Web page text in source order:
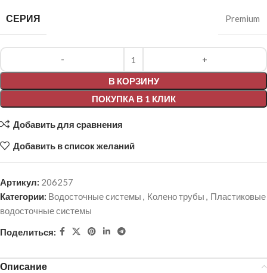
СЕРИЯ Premium
В КОРЗИНУ
ПОКУПКА В 1 КЛИК
Alternative:
Добавить для сравнения
Добавить в список желаний
Артикул: 206257
Категории: Водосточные системы , Колено трубы , Пластиковые
водосточные системы
Поделиться:
Описание